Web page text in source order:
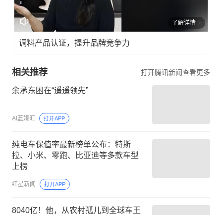
了解详情
调料产品认证，提升品牌竞争力
相关推荐 打开腾讯新闻查看更多
余承东困在“遥遥领先”
AI蓝媒汇 打开APP
纯电车保值率最新榜单公布：特斯
拉、小米、零跑、比亚迪等多款车型
上榜
红星新闻 打开APP
8040亿！他，从农村孤儿到全球车王